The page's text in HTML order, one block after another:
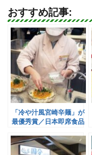
おすすめ記事:
「冷や汁風宮崎辛麺」が
最優秀賞／日本即席食品